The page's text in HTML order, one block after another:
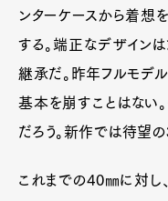
ンターケースから着想
する。端正なデザインは
継承だ。昨年フルモデ
基本を崩すことはない
だろう。新作では待望
これまでの40㎜に対し